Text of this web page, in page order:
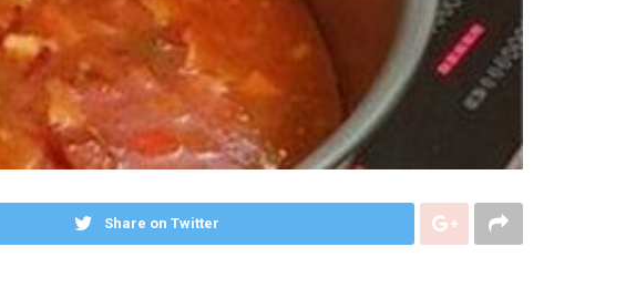
Share on Twitter